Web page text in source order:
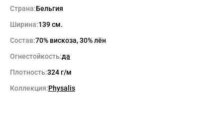
Страна:Бельгия
Ширина:139 см.
Состав:70% вискоза, 30% лён
Огнестойкость:да
Плотность:324 г/м
Коллекция:Physalis